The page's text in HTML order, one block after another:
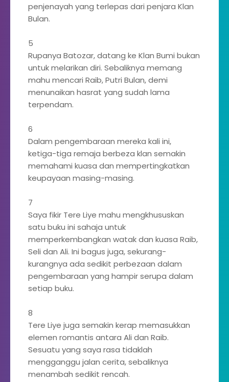
penjenayah yang terlepas dari penjara Klan
Bulan.
5
Rupanya Batozar, datang ke Klan Bumi bukan
untuk melarikan diri. Sebaliknya memang
mahu mencari Raib, Putri Bulan, demi
menunaikan hasrat yang sudah lama
terpendam.
6
Dalam pengembaraan mereka kali ini,
ketiga-tiga remaja berbeza klan semakin
memahami kuasa dan mempertingkatkan
keupayaan masing-masing.
7
Saya fikir Tere Liye mahu mengkhususkan
satu buku ini sahaja untuk
memperkembangkan watak dan kuasa Raib,
Seli dan Ali. Ini bagus juga, sekurang-
kurangnya ada sedikit perbezaan dalam
pengembaraan yang hampir serupa dalam
setiap buku.
8
Tere Liye juga semakin kerap memasukkan
elemen romantis antara Ali dan Raib.
Sesuatu yang saya rasa tidaklah
mengganggu jalan cerita, sebaliknya
menambah sedikit rencah.